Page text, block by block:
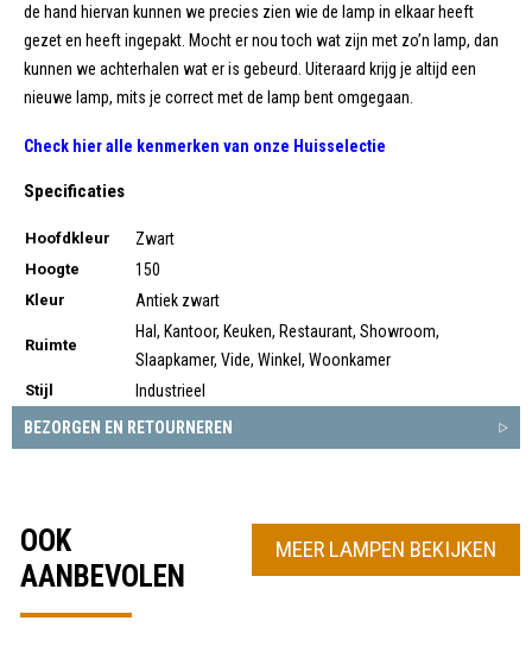
de hand hiervan kunnen we precies zien wie de lamp in elkaar heeft
gezet en heeft ingepakt. Mocht er nou toch wat zijn met zo’n lamp, dan
kunnen we achterhalen wat er is gebeurd. Uiteraard krijg je altijd een
nieuwe lamp, mits je correct met de lamp bent omgegaan.
Check hier alle kenmerken van onze Huisselectie
Specificaties
Hoofdkleur Zwart
Hoogte 150
Kleur Antiek zwart
Ruimte
Hal, Kantoor, Keuken, Restaurant, Showroom,
Slaapkamer, Vide, Winkel, Woonkamer
Stijl
Industrieel
BEZORGEN EN RETOURNEREN
MEER LAMPEN BEKIJKEN
OOK
AANBEVOLEN